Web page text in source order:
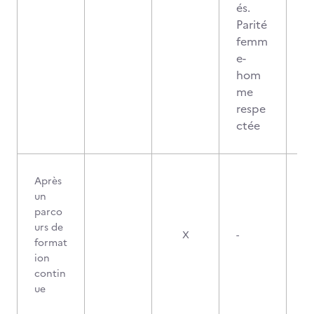
és.
Parité
femm
e-
hom
me
respe
ctée
Après
un
parco
urs de
format
ion
contin
ue
X -